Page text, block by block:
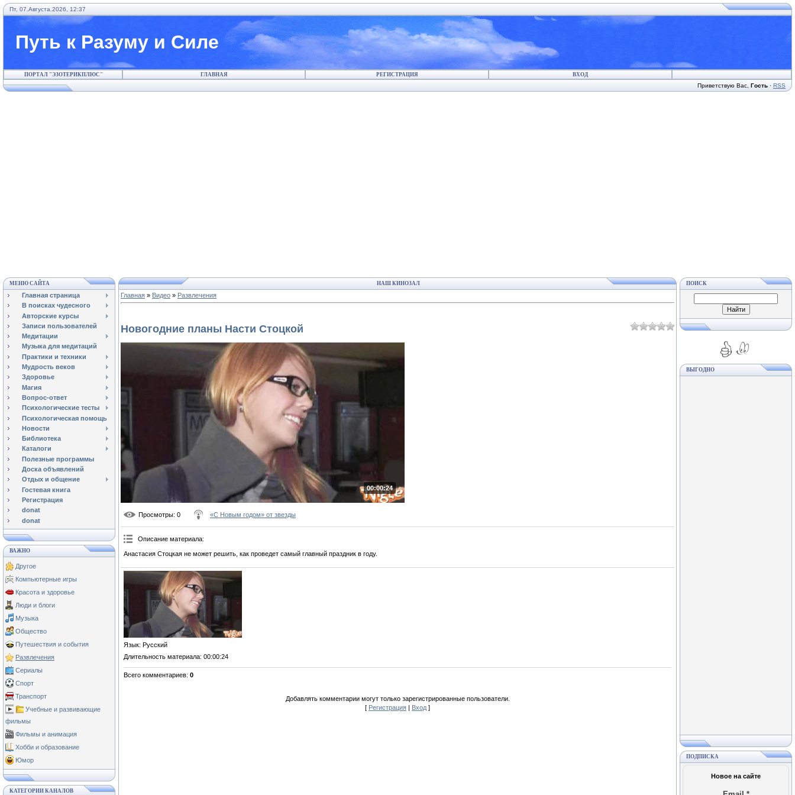
Пт, 07.Августа.2026, 12:37
Путь к Разуму и Силе
ПОРТАЛ "ЭЗОТЕРИКПЛЮС" ГЛАВНАЯ РЕГИСТРАЦИЯ ВХОД
Приветствую Вас Гость · RSS
МЕНЮ САЙТА
Главная страница
В поисках чудесного
Авторские курсы
Записи пользователей
Медитации
Музыка для медитаций
Практики и техники
Мудрость веков
Здоровье
Магия
Вопрос-ответ
Психологические тесты
Психологическая помощь
Новости
Библиотека
Каталоги
Полезные программы
Доска объявлений
Отдых и общение
Гостевая книга
Регистрация
donat
donat
ВАЖНО
Другое
Компьютерные игры
Красота и здоровье
Люди и блоги
Музыка
Общество
Путешествия и события
Развлечения
Сериалы
Спорт
Транспорт
Учебные и развивающие
фильмы
Фильмы и анимация
Хобби и образование
Юмор
КАТЕГОРИИ КАНАЛОВ
НАШ КИНОЗАЛ
Главная » Видео » Развлечения
Новогодние планы Насти Стоцкой
00:00:24
Просмотры: 0 «С Новым годом» от звезды
Описание материала:
Анастасия Стоцкая не может решить, как проведет самый главный праздник в году.
Язык: Русский
Длительность материала: 00:00:24
Всего комментариев: 0
Добавлять комментарии могут только зарегистрированные пользователи.
[ Регистрация | Вход ]
ПОИСК
ВЫГОДНО
ПОДПИСКА
Новое на сайте